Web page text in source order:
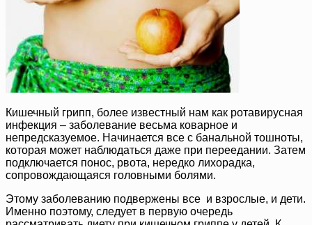
Кишечный грипп, более известный нам как ротавирусная
инфекция – заболевание весьма коварное и
непредсказуемое. Начинается все с банальной тошноты,
которая может наблюдаться даже при переедании. Затем
подключается понос, рвота, нередко лихорадка,
сопровождающаяся головными болями.
Этому заболеванию подвержены все и взрослые, и дети.
Именно поэтому, следует в первую очередь